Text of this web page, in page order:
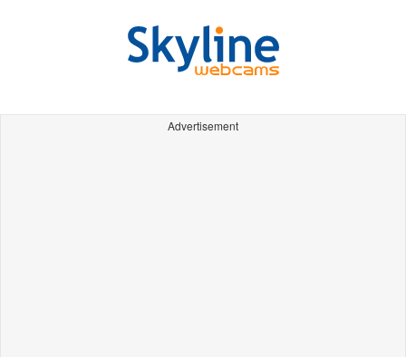
Advertisement